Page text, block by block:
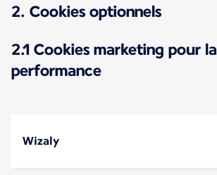
2. Cookies optionnels
2.1 Cookies marketing pour la
performance
Wizaly